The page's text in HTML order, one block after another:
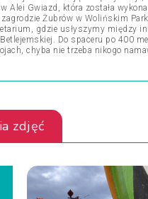
Alei Gwiazd, która została
zagrodzie Żubrów w Wolińskim
gdzie usłyszymy między
Do spaceru po 400
chyba nie trzeba nikogo
zdjęć